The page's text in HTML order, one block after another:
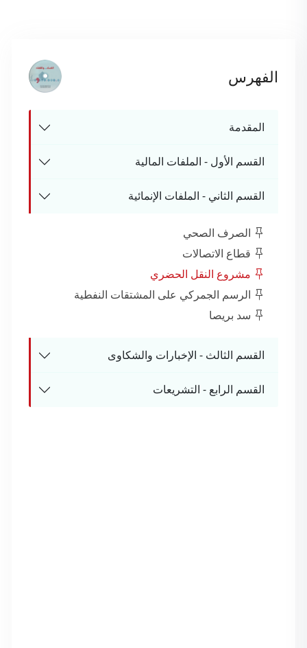
الفهرس
المقدمة
القسم الأول - الملفات المالية
القسم الثاني - الملفات الإنمائية
الصرف الصحي
قطاع الاتصالات
مشروع النقل الحضري
الرسم الجمركي على المشتقات النفطية
سد بريصا
القسم الثالث - الإخبارات والشكاوى
القسم الرابع - التشريعات